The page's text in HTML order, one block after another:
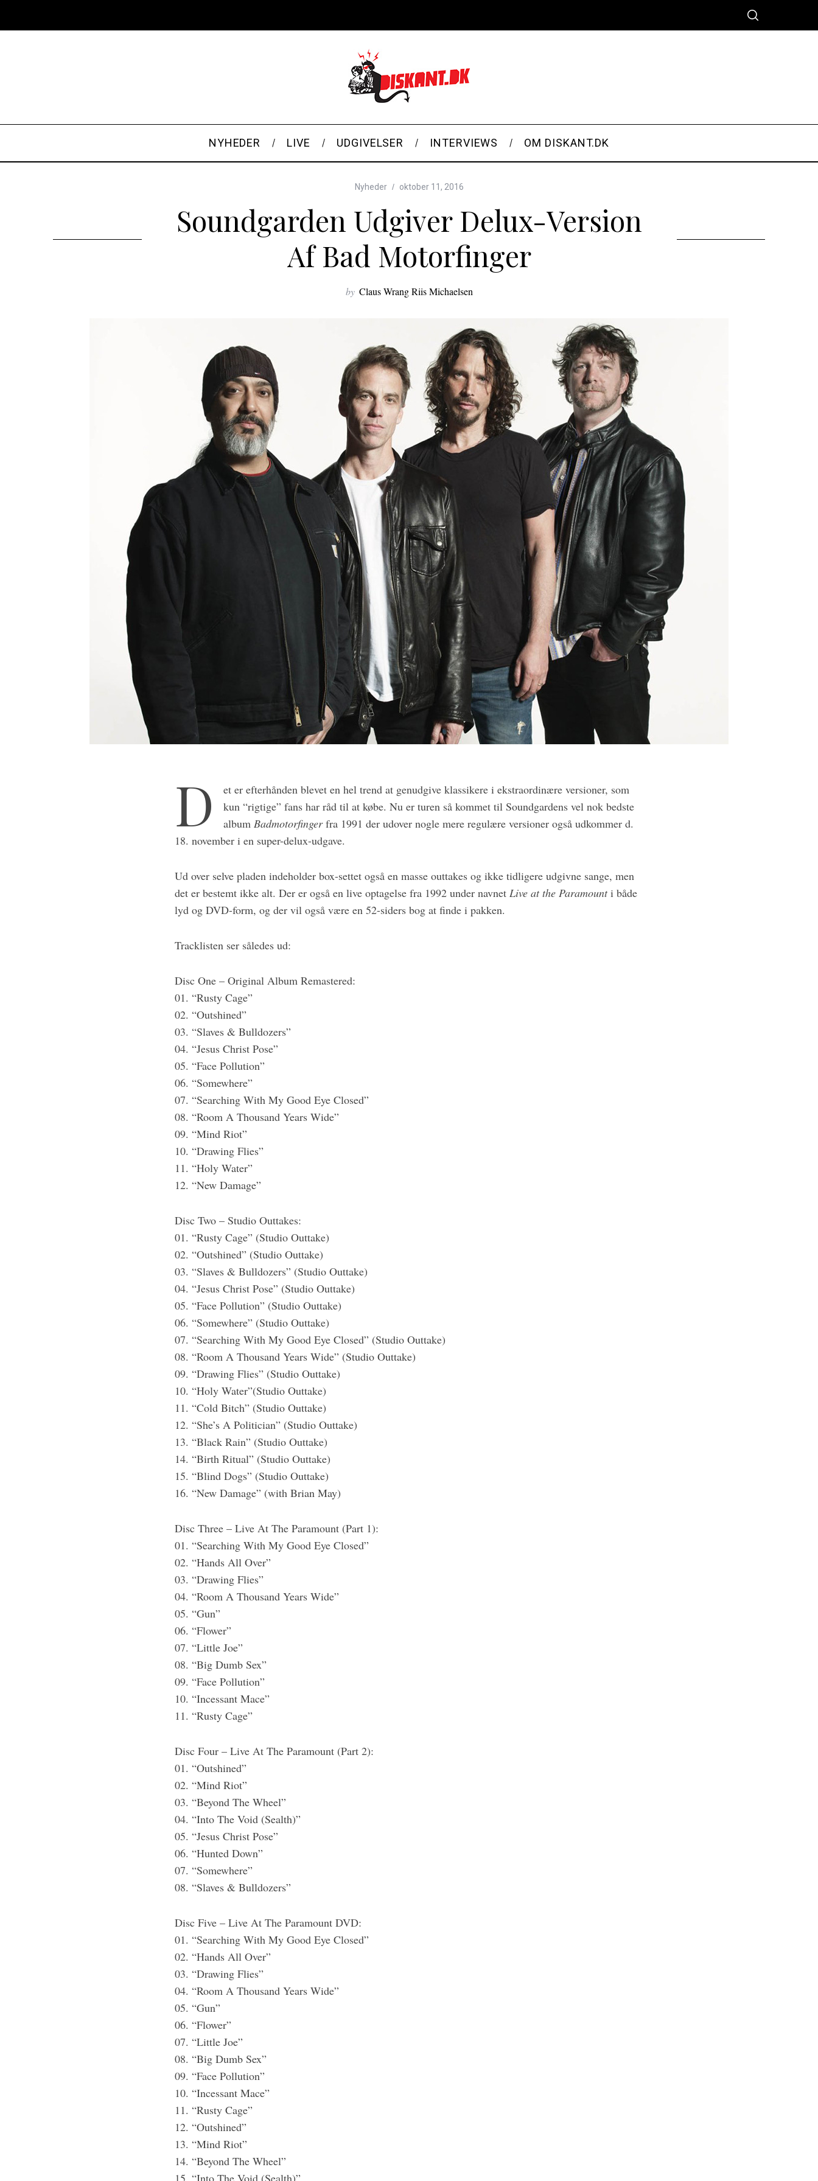
NYHEDER LIVE UDGIVELSER INTERVIEWS OM DISKANT.DK
Nyheder oktober 11, 2016
Soundgarden Udgiver Delux-Version
Af Bad Motorfinger
by Claus Wrang Riis Michaelsen
D
et er efterhånden blevet en hel trend at genudgive klassikere i ekstraordinære versioner, som
kun “rigtige” fans har råd til at købe. Nu er turen så kommet til Soundgardens vel nok bedste
album Badmotorfingerfra 1991 der udover nogle mere regulære versioner også udkommer d.
18. november i en super-delux-udgave.
Ud over selve pladen indeholder box-settet også en masse outtakes og ikke tidligere udgivne sange, men
det er bestemt ikke alt. Der er også en live optagelse fra 1992 under navnet Live at the Paramounti både
lyd og DVD-form, og der vil også være en 52-siders bog at finde i pakken.
Tracklisten ser således ud:
Disc One – Original Album Remastered:
01. “Rusty Cage”
02. “Outshined”
03. “Slaves & Bulldozers”
04. “Jesus Christ Pose”
05. “Face Pollution”
06. “Somewhere”
07. “Searching With My Good Eye Closed”
08. “Room A Thousand Years Wide”
09. “Mind Riot”
10. “Drawing Flies”
11. “Holy Water”
12. “New Damage”
Disc Two – Studio Outtakes:
01. “Rusty Cage” (Studio Outtake)
02. “Outshined” (Studio Outtake)
03. “Slaves & Bulldozers” (Studio Outtake)
04. “Jesus Christ Pose” (Studio Outtake)
05. “Face Pollution” (Studio Outtake)
06. “Somewhere” (Studio Outtake)
07. “Searching With My Good Eye Closed” (Studio Outtake)
08. “Room A Thousand Years Wide” (Studio Outtake)
09. “Drawing Flies” (Studio Outtake)
10. “Holy Water”(Studio Outtake)
11. “Cold Bitch” (Studio Outtake)
12. “She’s A Politician” (Studio Outtake)
13. “Black Rain” (Studio Outtake)
14. “Birth Ritual” (Studio Outtake)
15. “Blind Dogs” (Studio Outtake)
16. “New Damage” (with Brian May)
Disc Three – Live At The Paramount (Part 1):
01. “Searching With My Good Eye Closed”
02. “Hands All Over”
03. “Drawing Flies”
04. “Room A Thousand Years Wide”
05. “Gun”
06. “Flower”
07. “Little Joe”
08. “Big Dumb Sex”
09. “Face Pollution”
10. “Incessant Mace”
11. “Rusty Cage”
Disc Four – Live At The Paramount (Part 2):
01. “Outshined”
02. “Mind Riot”
03. “Beyond The Wheel”
04. “Into The Void (Sealth)”
05. “Jesus Christ Pose”
06. “Hunted Down”
07. “Somewhere”
08. “Slaves & Bulldozers”
Disc Five – Live At The Paramount DVD:
01. “Searching With My Good Eye Closed”
02. “Hands All Over”
03. “Drawing Flies”
04. “Room A Thousand Years Wide”
05. “Gun”
06. “Flower”
07. “Little Joe”
08. “Big Dumb Sex”
09. “Face Pollution”
10. “Incessant Mace”
11. “Rusty Cage”
12. “Outshined”
13. “Mind Riot”
14. “Beyond The Wheel”
15. “Into The Void (Sealth)”